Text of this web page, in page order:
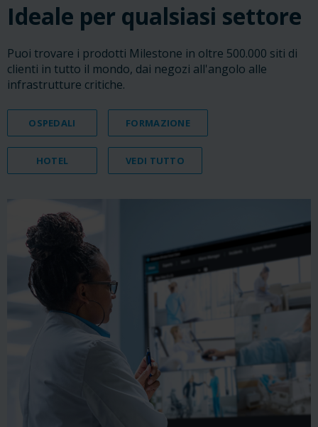
Ideale per qualsiasi settore
Puoi trovare i prodotti Milestone in oltre 500.000 siti di
clienti in tutto il mondo, dai negozi all'angolo alle
infrastrutture critiche.
OSPEDALI FORMAZIONE
HOTEL VEDI TUTTO